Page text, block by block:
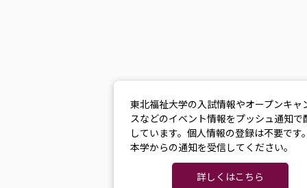
東北福祉大学の入試情報やオープンキャ
スなどのイベント情報をプッシュ通知で
しています。個人情報の登録は不要です
本学からの通知を受信してください。
詳しくはこちら